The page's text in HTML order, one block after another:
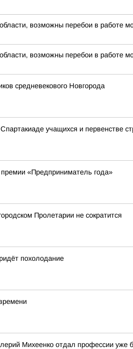
возможны перебои в работе
возможны перебои в работе
средневекового Новгорода
учащихся и первенстве
«Предприниматель года»
Пролетарии не сократится
похолодание
Михеенко отдал профессии уже